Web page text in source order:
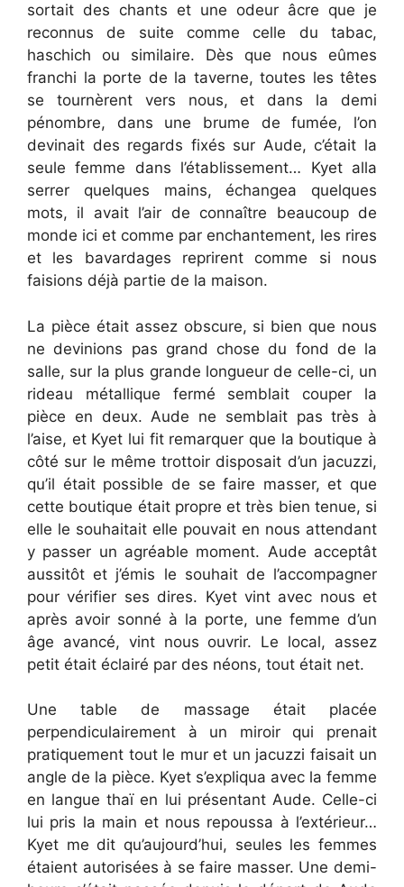
sortait des chants et une odeur âcre que je
reconnus de suite comme celle du tabac,
haschich ou similaire. Dès que nous eûmes
franchi la porte de la taverne, toutes les têtes
se tournèrent vers nous, et dans la demi
pénombre, dans une brume de fumée, l’on
devinait des regards fixés sur Aude, c’était la
seule femme dans l’établissement… Kyet alla
serrer quelques mains, échangea quelques
mots, il avait l’air de connaître beaucoup de
monde ici et comme par enchantement, les rires
et les bavardages reprirent comme si nous
faisions déjà partie de la maison.
La pièce était assez obscure, si bien que nous
ne devinions pas grand chose du fond de la
salle, sur la plus grande longueur de celle-ci, un
rideau métallique fermé semblait couper la
pièce en deux. Aude ne semblait pas très à
l’aise, et Kyet lui fit remarquer que la boutique à
côté sur le même trottoir disposait d’un jacuzzi,
qu’il était possible de se faire masser, et que
cette boutique était propre et très bien tenue, si
elle le souhaitait elle pouvait en nous attendant
y passer un agréable moment. Aude acceptât
aussitôt et j’émis le souhait de l’accompagner
pour vérifier ses dires. Kyet vint avec nous et
après avoir sonné à la porte, une femme d’un
âge avancé, vint nous ouvrir. Le local, assez
petit était éclairé par des néons, tout était net.
Une table de massage était placée
perpendiculairement à un miroir qui prenait
pratiquement tout le mur et un jacuzzi faisait un
angle de la pièce. Kyet s’expliqua avec la femme
en langue thaï en lui présentant Aude. Celle-ci
lui pris la main et nous repoussa à l’extérieur…
Kyet me dit qu’aujourd’hui, seules les femmes
étaient autorisées à se faire masser. Une demi-